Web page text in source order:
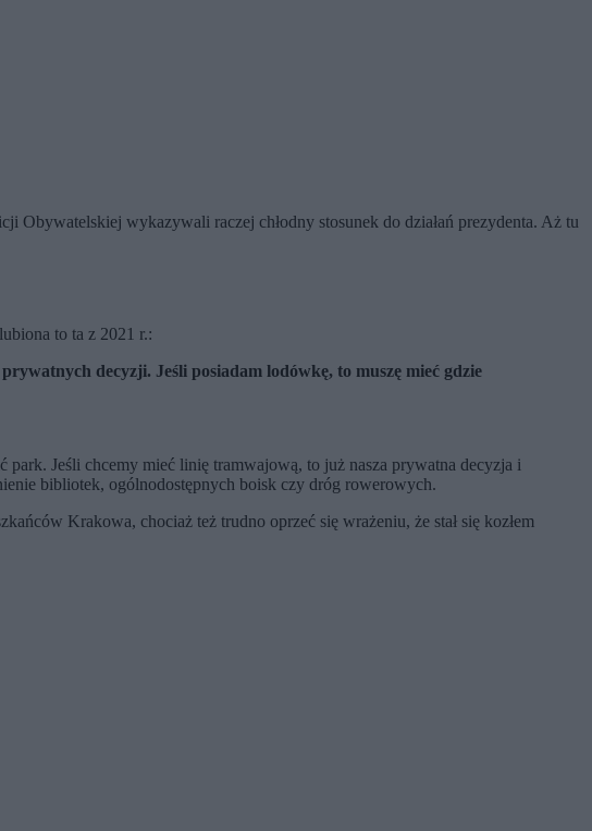
Obywatelskiej wykazywali raczej chłodny stosunek do działań prezydenta. Aż tu
to ta z 2021 r.:
decyzji. Jeśli posiadam lodówkę, to muszę mieć gdzie
Jeśli chcemy mieć linię tramwajową, to już nasza prywatna decyzja i
bibliotek, ogólnodostępnych boisk czy dróg rowerowych.
Krakowa, chociaż też trudno oprzeć się wrażeniu, że stał się kozłem